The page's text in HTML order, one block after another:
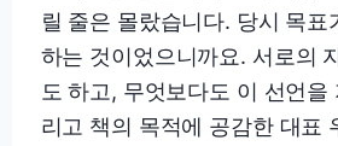
릴 줄은 몰랐습니다. 당시 목표
하는 것이었으니까요. 서로의
도 하고, 무엇보다도 이 선언을
리고 책의 목적에 공감한 대표